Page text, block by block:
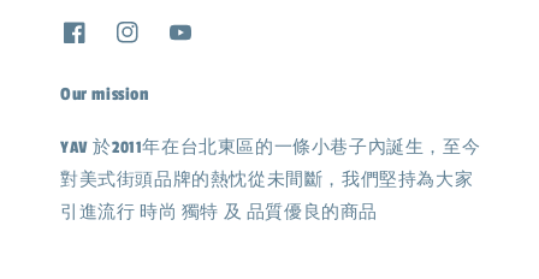
Our mission
YAV 於2011年在台北東區的一條小巷子內誕生，至今
對美式街頭品牌的熱忱從未間斷，我們堅持為大家
引進流行 時尚 獨特 及 品質優良的商品